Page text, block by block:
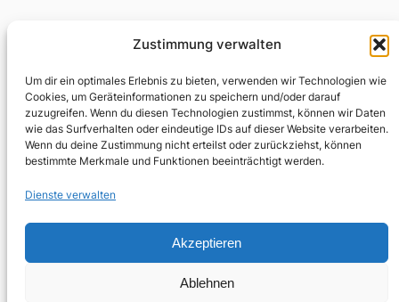
Zustimmung verwalten
Um dir ein optimales Erlebnis zu bieten, verwenden wir Technologien wie
Cookies, um Geräteinformationen zu speichern und/oder darauf
zuzugreifen. Wenn du diesen Technologien zustimmst, können wir Daten
wie das Surfverhalten oder eindeutige IDs auf dieser Website verarbeiten.
Wenn du deine Zustimmung nicht erteilst oder zurückziehst, können
bestimmte Merkmale und Funktionen beeinträchtigt werden.
Dienste verwalten
Akzeptieren
Ablehnen
Fitzcarraldo in Florida
September 30, 2021
Franzobel folgt den Spuren des spanischen
Conquistadoren Hernando de Soto und blickt tief in die
Psyche der europäischen Eroberer. Hernando, im Buch